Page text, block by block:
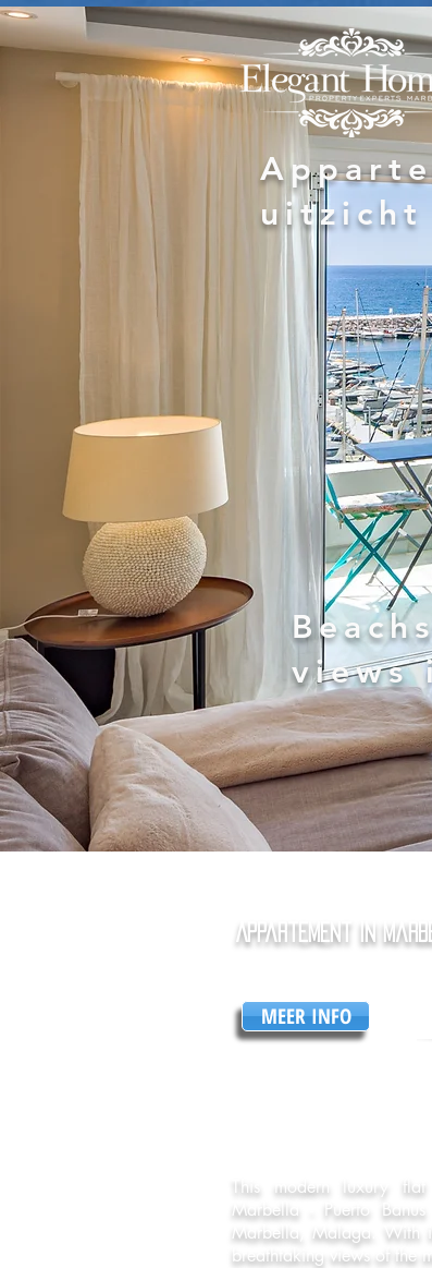
uitzicht
views
Appartement in
MEER INFO
This modern luxury
Marbella - Puerto
Marbella, Malaga. With
breathtaking views of the